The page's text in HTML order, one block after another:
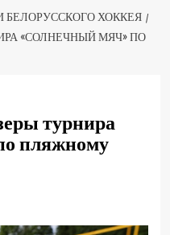
БЕЛОРУССКОГО ХОККЕЯ
«СОЛНЕЧНЫЙ МЯЧ» ПО
турнира
пляжному